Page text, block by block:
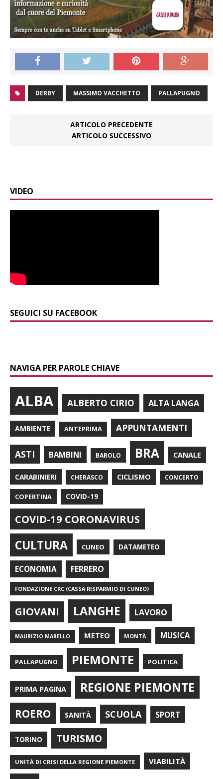
DERBY MASSIMO VACCHETTO PALLAPUGNO
ARTICOLO PRECEDENTE
ARTICOLO SUCCESSIVO
VIDEO
SEGUICI SU FACEBOOK
NAVIGA PER PAROLE CHIAVE
ALBA ALBERTO CIRIO ALTA LANGA
AMBIENTE ANTEPRIMA APPUNTAMENTI
ASTI BAMBINI BAROLO BRA CANALE
CARABINIERI CHERASCO CICLISMO CONCERTO
COPERTINA COVID-19
COVID-19 CORONAVIRUS
CULTURA CUNEO DATAMETEO
ECONOMIA FERRERO
FONDAZIONE CRC (CASSA RISPARMIO DI CUNEO)
GIOVANI LANGHE LAVORO
MAURIZIO MARELLO METEO MONTÀ MUSICA
PALLAPUGNO PIEMONTE POLITICA
PRIMA PAGINA REGIONE PIEMONTE
ROERO SANITÀ SCUOLA SPORT
TORINO TURISMO
UNITÀ DI CRISI DELLA REGIONE PIEMONTE VIABILITÀ